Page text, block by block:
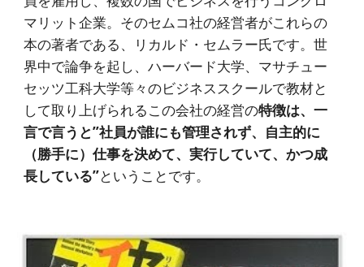
マリット企業。そのセムコ社の経営者がこれらの
本の著者である、リカルド・セムラー氏です。世
界中で論争を起し、ハーバード大学、マサチュー
セッツ工科大学等々のビジネススクールで教材と
して取り上げられるこの会社の経営の特徴は、一
言で言うと”社員が誰にも管理されず、自主的に
（勝手に）仕事を決めて、実行していて、かつ成
長している”ということです。